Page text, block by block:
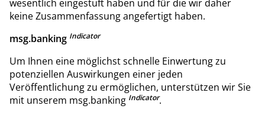
wesentlich eingestuft haben und für die wir daher
keine Zusammenfassung angefertigt haben.
msg.banking Indicator
Um Ihnen eine möglichst schnelle Einwertung zu
potenziellen Auswirkungen einer jeden
Veröffentlichung zu ermöglichen, unterstützen wir Sie
mit unserem msg.banking Indicator.